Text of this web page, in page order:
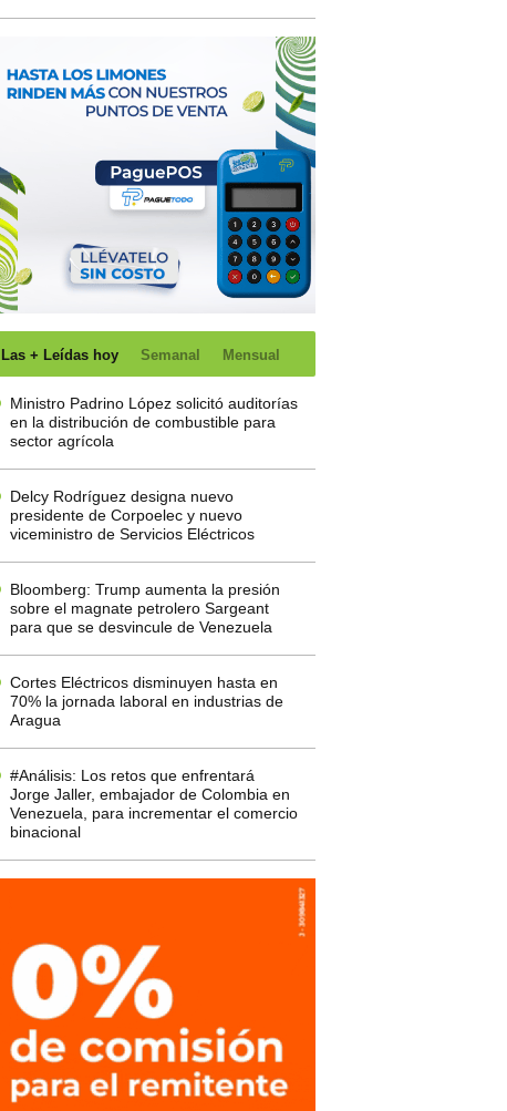
Las + Leídas hoy Semanal Mensual
Ministro Padrino López solicitó auditorías
en la distribución de combustible para
sector agrícola
Delcy Rodríguez designa nuevo
presidente de Corpoelec y nuevo
viceministro de Servicios Eléctricos
Bloomberg: Trump aumenta la presión
sobre el magnate petrolero Sargeant
para que se desvincule de Venezuela
Cortes Eléctricos disminuyen hasta en
70% la jornada laboral en industrias de
Aragua
#Análisis: Los retos que enfrentará
Jorge Jaller, embajador de Colombia en
Venezuela, para incrementar el comercio
binacional